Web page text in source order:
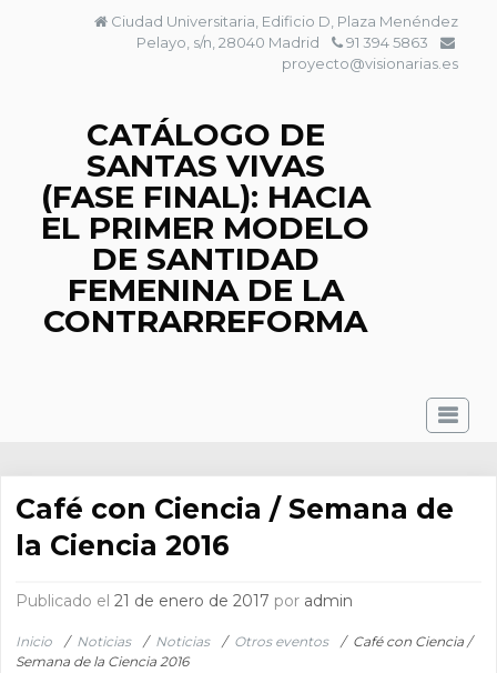
Ciudad Universitaria, Edificio D, Plaza Menéndez
Pelayo, s/n, 28040 Madrid
91 394 5863
proyecto@visionarias.es
CATÁLOGO DE
SANTAS VIVAS
(FASE FINAL): HACIA
EL PRIMER MODELO
DE SANTIDAD
FEMENINA DE LA
CONTRARREFORMA
Café con Ciencia / Semana de
la Ciencia 2016
Publicado el21 de enero de 2017 por admin
Inicio / Noticias / Noticias / Otros eventos / Café con Ciencia /
Semana de la Ciencia 2016